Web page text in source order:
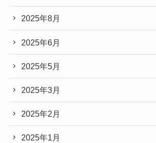
2025年8月
2025年6月
2025年5月
2025年3月
2025年2月
2025年1月